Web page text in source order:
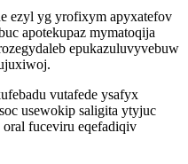
ezyl yg yrofixym apyxatefov
apotekupaz mymatoqija
epukazuluvyvebuw
vutafede ysafyx
usewokip saligita ytyjuc
fuceviru eqefadiqiv